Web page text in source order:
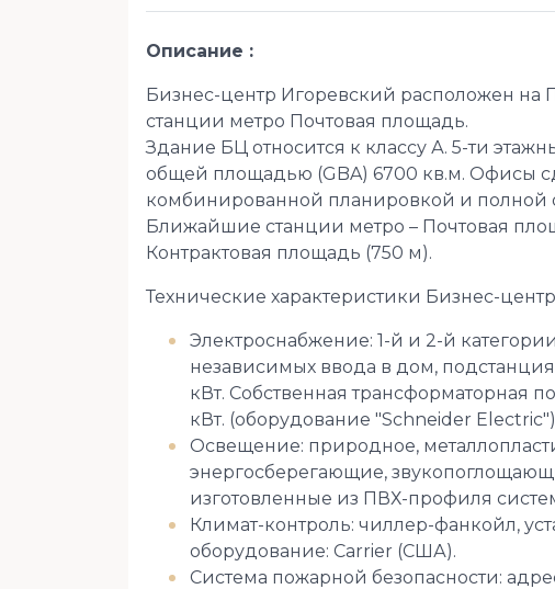
Описание
Бизнес-центр Игоревский расположен на
станции метро Почтовая площадь.
Здание БЦ относится к классу А. 5-ти
общей площадью (GBA) 6700 кв.м. Офисы
комбинированной планировкой и полной
Ближайшие станции метро – Почтовая
Контрактовая площадь (750 м).
Технические характеристики Бизнес-
Электроснабжение: 1-й и 2-й
независимых ввода в дом,
кВт. Собственная трансформаторная
кВт. (оборудование "Schneider
Освещение: природное,
энергосберегающие,
изготовленные из ПВХ-профиля
Климат-контроль: чиллер-фанкойл,
оборудование: Carrier (США).
Система пожарной безопасности: